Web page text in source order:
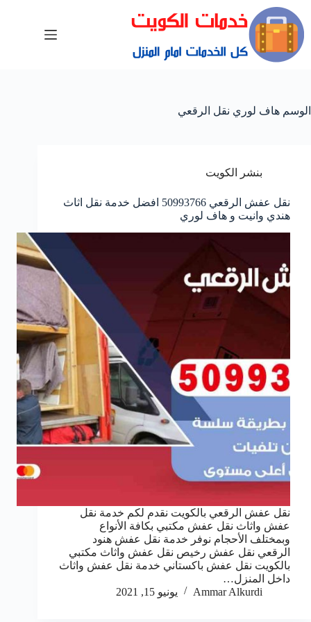
الوسم هاف لوري نقل الرقعي
بنشر الكويت
نقل عفش الرقعي 50993766 افضل خدمة نقل اثاث
هندي وانيت و هاف لوري
نقل عفش الرقعي بالكويت نقدم لكم خدمة نقل
عفش واثاث نقل عفش مكتبي بكافة الأنواع
وبمختلف الأحجام نوفر خدمة نقل عفش هنود
الرقعي نقل عفش رخيص نقل عفش واثاث مكتبي
بالكويت نقل عفش باكستاني خدمة نقل عفش واثاث
داخل المنزل…
Ammar Alkurdi
يونيو 15, 2021